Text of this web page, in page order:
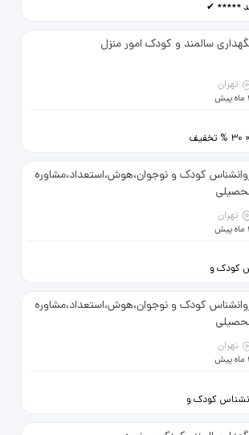
**** ایمن یاوران امیـد ***** ✔
به منازل ✔ با قرارداد تضمینی
وقت شماره هایسالمند و کودک امور منزل
تهران
نیــما یکتــا راستــی « 30 % تخفیف
شماره ثبت(40528) شمال
22890694 شریعتی 88020561 مرکــز
کودک و نوجوان،هوش،استعداد،مشاوره
تهران
کودک و
تحصیلی
و استعداد
یادگیری
توجه و تمرکز
فعالی کودکان
کودک و نوجوان،هوش،استعداد،مشاوره
تهران
کودک و
تحصیلی